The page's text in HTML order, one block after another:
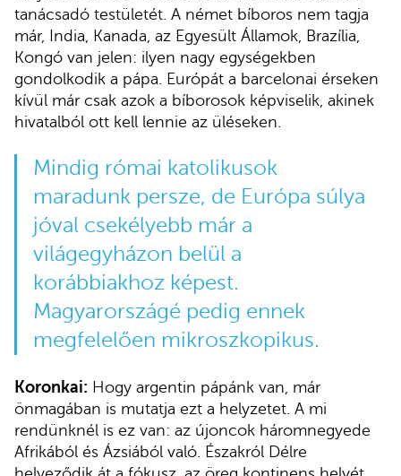
tanácsadó testületét. A német bíboros nem tagja
már, India, Kanada, az Egyesült Államok, Brazília,
Kongó van jelen: ilyen nagy egységekben
gondolkodik a pápa. Európát a barcelonai érseken
kívül már csak azok a bíborosok képviselik, akinek
hivatalból ott kell lennie az üléseken.
Mindig római katolikusok
maradunk persze, de Európa súlya
jóval csekélyebb már a
világegyházon belül a
korábbiakhoz képest.
Magyarországé pedig ennek
megfelelően mikroszkopikus.
Koronkai: Hogy argentin pápánk van, már
önmagában is mutatja ezt a helyzetet. A mi
rendünknél is ez van: az újoncok háromnegyede
Afrikából és Ázsiából való. Északról Délre